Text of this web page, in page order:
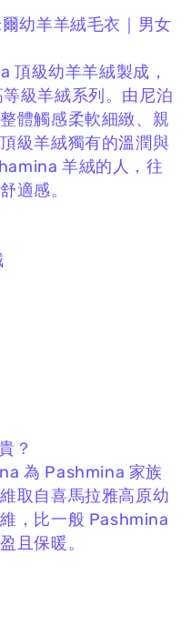
幼羊羊絨毛衣｜男女
頂級幼羊羊絨製成，
級羊絨系列。 由尼泊
整體觸感柔軟細緻、親
級羊絨獨有的溫潤與
羊絨的人，往
適感。
？
為 Pashmina 家族
取自喜馬拉雅高原幼
， 比一般 Pashmina
且保暖。